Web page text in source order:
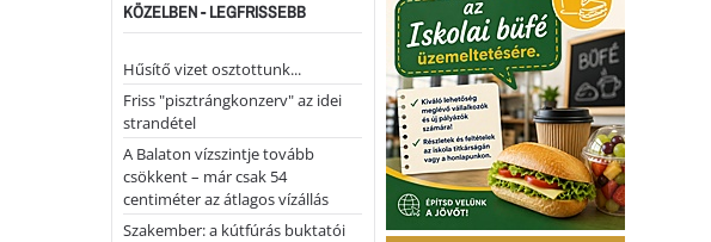
KÖZELBEN - LEGFRISSEBB
Hűsítő vizet osztottunk...
Friss "pisztrángkonzerv" az idei
strandétel
A Balaton vízszintje tovább
csökkent – már csak 54
centiméter az átlagos vízállás
Szakember: a kútfúrás buktatói